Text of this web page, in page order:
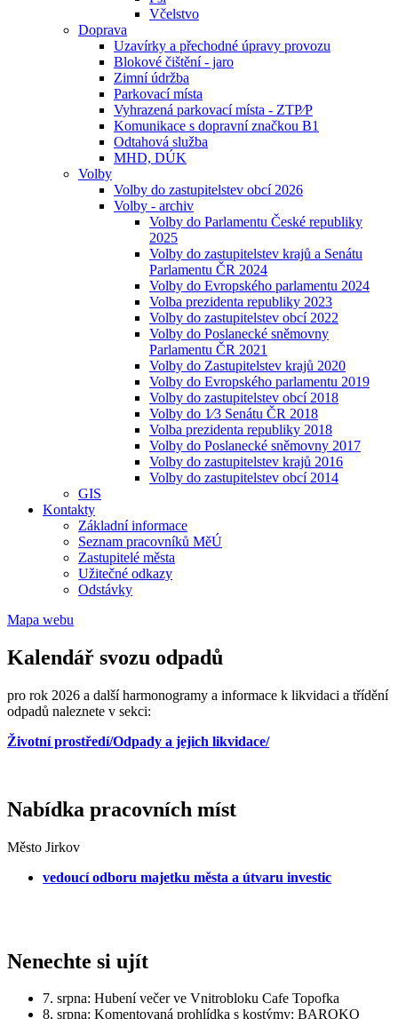
Včelstvo
Doprava
Uzavírky a přechodné úpravy provozu
Blokové čištění - jaro
Zimní údržba
Parkovací místa
Vyhrazená parkovací místa - ZTP⁄P
Komunikace s dopravní značkou B1
Odtahová služba
MHD, DÚK
Volby
Volby do zastupitelstev obcí 2026
Volby - archiv
Volby do Parlamentu České republiky
2025
Volby do zastupitelstev krajů a Senátu
Parlamentu ČR 2024
Volby do Evropského parlamentu 2024
Volba prezidenta republiky 2023
Volby do zastupitelstev obcí 2022
Volby do Poslanecké sněmovny
Parlamentu ČR 2021
Volby do Zastupitelstev krajů 2020
Volby do Evropského parlamentu 2019
Volby do zastupitelstev obcí 2018
Volby do 1⁄3 Senátu ČR 2018
Volba prezidenta republiky 2018
Volby do Poslanecké sněmovny 2017
Volby do zastupitelstev krajů 2016
Volby do zastupitelstev obcí 2014
GIS
Kontakty
Základní informace
Seznam pracovníků MěÚ
Zastupitelé města
Užitečné odkazy
Odstávky
Mapa webu
Kalendář svozu odpadů
pro rok 2026 a další harmonogramy a informace k likvidaci a třídění
odpadů naleznete v sekci:
Životní prostředí/Odpady a jejich likvidace/
Nabídka pracovních míst
Město Jirkov
vedoucí odboru majetku města a útvaru investic
Nenechte si ujít
7. srpna: Hubení večer ve Vnitrobloku Cafe Topofka
8. srpna: Komentovaná prohlídka s kostýmy: BAROKO